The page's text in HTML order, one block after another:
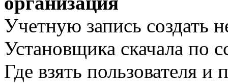
Учетную запись создать
Установщика скачала по
Где взять пользователя и